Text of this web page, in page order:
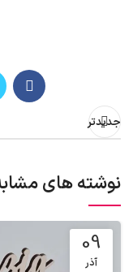
جدیدتر
نوشته های
09
آذر